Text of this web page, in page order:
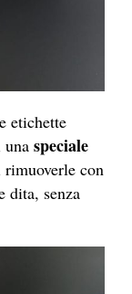
etichette
una speciale
rimuoverle con
dita, senza